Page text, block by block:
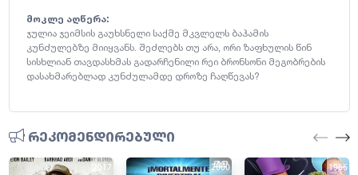
მოკლე აღწერა:
ჯულია ჯეიმსის გაუხსნელი საქმე მკვლელს ბაჰამის
კუნძულებზე მიიყვანს. შეძლებს თუ არა, ორი ზაფხულის წინ
სისხლიან თავდასხმას გადარჩენილი რეი ბრონსონი მეგობრების
დასახმარებლად კუნძულამდე დროზე ჩაღწევას?
რეკომენდირებული
2017 2000 1966